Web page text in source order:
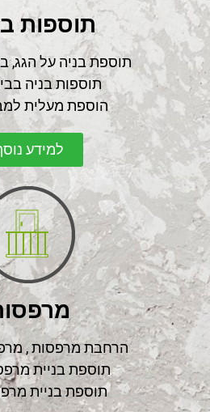
תוספות
תוספת בניה על הגג,
תוספות בניה בבית
הוספת מעלית למבנה
למידע נוסף
מרפסות
הרחבת מרפסות , מרפסות
תוספת בניית מרפסת
תוספת בניית מרפסת